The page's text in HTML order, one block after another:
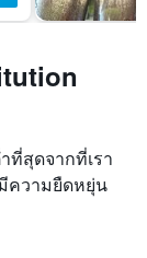
ที่สุดจากที่เรา
ความยืดหยุ่น